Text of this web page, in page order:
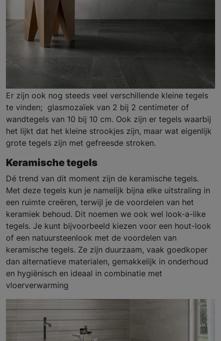
Er zijn ook nog steeds veel verschillende kleine tegels
te vinden; glasmozaïek van 2 bij 2 centimeter of
wandtegels van 10 bij 10 cm. Ook zijn er tegels waarbij
het lijkt dat het kleine strookjes zijn, maar wat eigenlijk
grote tegels zijn met gefreesde stroken.
Keramische tegels
Dé trend van dit moment zijn de keramische tegels.
Met deze tegels kun je namelijk bijna elke uitstraling in
een ruimte creëren, terwijl je de voordelen van het
keramiek behoud. Dit noemen we ook wel look-a-like
tegels. Je kunt bijvoorbeeld kiezen voor een hout-look
of een natuursteenlook met de voordelen van
keramische tegels. Ze zijn duurzaam, vaak goedkoper
dan alternatieve materialen, gemakkelijk in onderhoud
en hygiënisch en ideaal in combinatie met
vloerverwarming